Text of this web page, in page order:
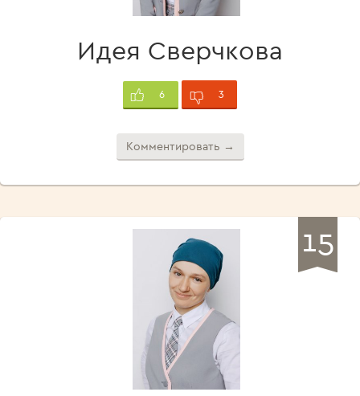
Идея Сверчкова
6 3
Комментировать →
15